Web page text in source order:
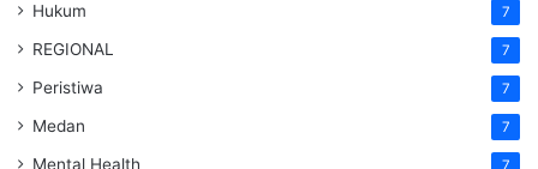
Hukum 7
REGIONAL 7
Peristiwa 7
Medan 7
Mental Health 7